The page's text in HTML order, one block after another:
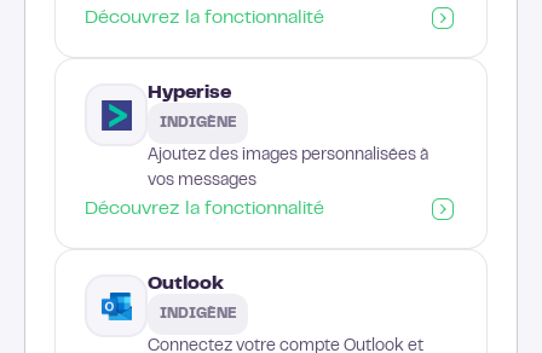
Découvrez la fonctionnalité
Hyperise
INDIGÈNE
Ajoutez des images personnalisées à
vos messages
Découvrez la fonctionnalité
Outlook
INDIGÈNE
Connectez votre compte Outlook et